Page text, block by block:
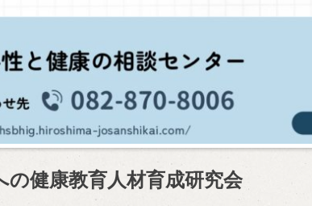
の健康教育人材育成研究会